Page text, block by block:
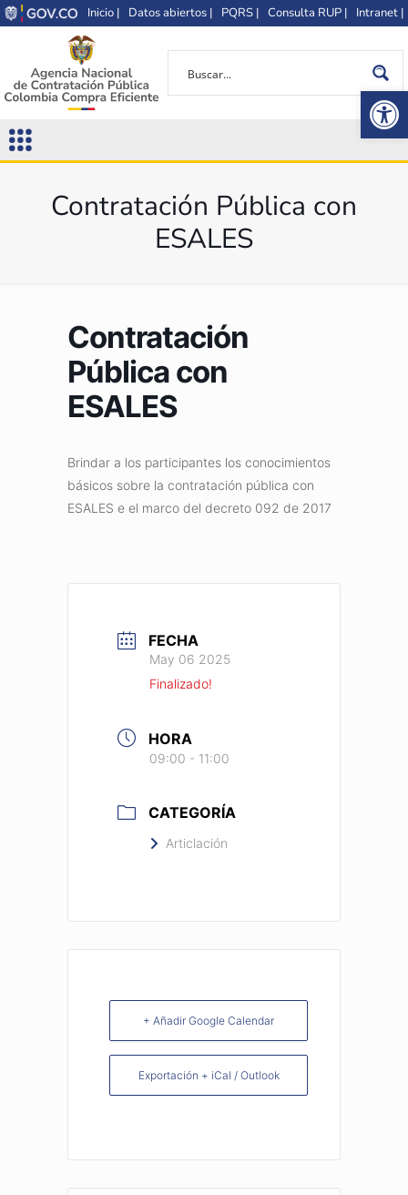
Inicio | Datos abiertos | PQRS | Consulta RUP | Intranet |
Contratación Pública con
ESALES
Contratación
Pública con
ESALES
Brindar a los participantes los conocimientos
básicos sobre la contratación pública con
ESALES e el marco del decreto 092 de 2017
FECHA
May 06 2025
Finalizado!
HORA
09:00 - 11:00
CATEGORÍA
Articlación
+ Añadir Google Calendar
Exportación + iCal / Outlook